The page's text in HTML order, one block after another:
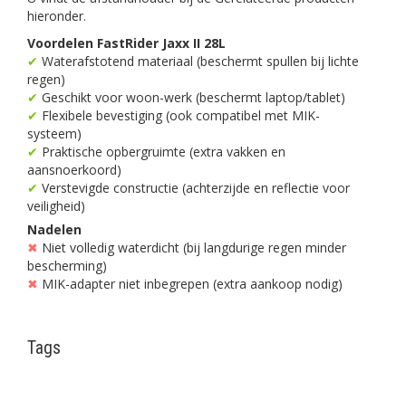
hieronder.
Voordelen FastRider Jaxx II 28L
✔ Waterafstotend materiaal (beschermt spullen bij lichte
regen)
✔ Geschikt voor woon-werk (beschermt laptop/tablet)
✔ Flexibele bevestiging (ook compatibel met MIK-
systeem)
✔ Praktische opbergruimte (extra vakken en
aansnoerkoord)
✔ Verstevigde constructie (achterzijde en reflectie voor
veiligheid)
Nadelen
✖ Niet volledig waterdicht (bij langdurige regen minder
bescherming)
✖ MIK-adapter niet inbegrepen (extra aankoop nodig)
Tags